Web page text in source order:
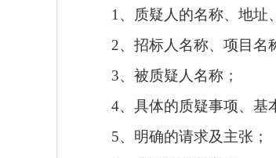
1、质疑人的名称、地址
2、招标人名称、项目名
3、被质疑人名称；
4、具体的质疑事项、基
5、明确的请求及主张；